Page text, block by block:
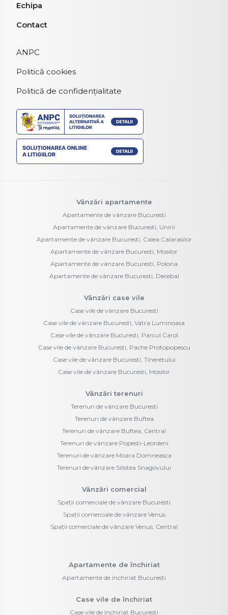
Echipa
Contact
ANPC
Politică cookies
Politică de confidențialitate
Vânzări apartamente
Apartamente de vânzare Bucuresti
Apartamente de vânzare Bucuresti, Unirii
Apartamente de vânzare Bucuresti, Calea Calarasilor
Apartamente de vânzare Bucuresti, Mosilor
Apartamente de vânzare Bucuresti, Polona
Apartamente de vânzare Bucuresti, Decebal
Vânzări case vile
Case vile de vânzare Bucuresti
Case vile de vânzare Bucuresti, Vatra Luminoasa
Case vile de vânzare Bucuresti, Parcul Carol
Case vile de vânzare Bucuresti, Pache Protopopescu
Case vile de vânzare Bucuresti, Tineretului
Case vile de vânzare Bucuresti, Mosilor
Vânzări terenuri
Terenuri de vânzare Bucuresti
Terenuri de vânzare Buftea
Terenuri de vânzare Buftea, Central
Terenuri de vânzare Popesti-Leordeni
Terenuri de vânzare Moara Domneasca
Terenuri de vânzare Silistea Snagovului
Vânzări comercial
Spații comerciale de vânzare Bucuresti
Spații comerciale de vânzare Venus
Spații comerciale de vânzare Venus, Central
Apartamente de închiriat
Apartamente de închiriat Bucuresti
Case vile de închiriat
Case vile de închiriat Bucuresti